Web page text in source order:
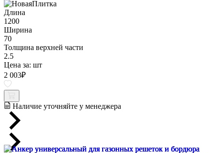
Длина
1200
Ширина
70
Толщина верхней части
2.5
Цена за: шт
2 003₽
Наличие уточняйте у менеджера